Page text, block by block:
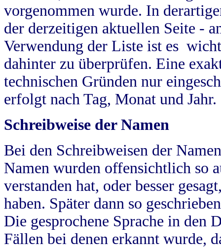
vorgenommen wurde. In
der derzeitigen aktuellen Seite -
Verwendung der Liste ist es
dahinter zu überprüfen. Eine
technischen Gründen nur
erfolgt nach Tag, Monat und Jahr.
Schreibweise der Namen
Bei den Schreibweisen der
Namen wurden offensichtlich so
verstanden hat, oder besser
haben. Später dann so
Die gesprochene Sprache in
Fällen bei denen erkannt wurde,